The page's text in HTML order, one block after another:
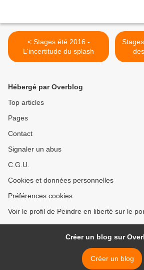
< Stages été 2016 -
L'incertitude du splash
Hébergé par Overblog
Top articles
Pages
Contact
Signaler un abus
C.G.U.
Cookies et données personnelles
Préférences cookies
Voir le profil de Peindre en liberté sur le
Créer un blog sur
Créer un blog